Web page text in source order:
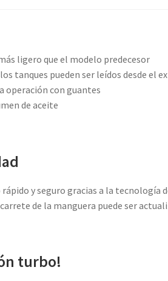
ligero que el modelo predecesor
tanques pueden ser leídos desde el
operación con guantes
de aceite
y seguro gracias a la tecnología
de la manguera puede ser
turbo!